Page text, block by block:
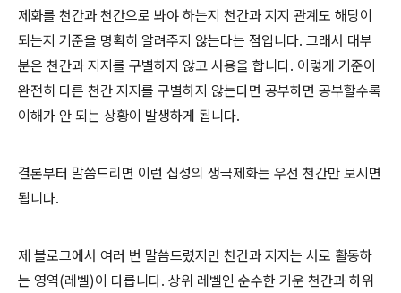
제화를 천간과 천간으로 봐야 하는지 천간과 지지 관계도 해당이
되는지 기준을 명확히 알려주지 않는다는 점입니다. 그래서 대부
분은 천간과 지지를 구별하지 않고 사용을 합니다. 이렇게 기준이
완전히 다른 천간 지지를 구별하지 않는다면 공부하면 공부할수록
이해가 안 되는 상황이 발생하게 됩니다.
결론부터 말씀드리면 이런 십성의 생극제화는 우선 천간만 보시면
됩니다.
제 블로그에서 여러 번 말씀드렸지만 천간과 지지는 서로 활동하
는 영역(레벨)이 다릅니다. 상위 레벨인 순수한 기운 천간과 하위